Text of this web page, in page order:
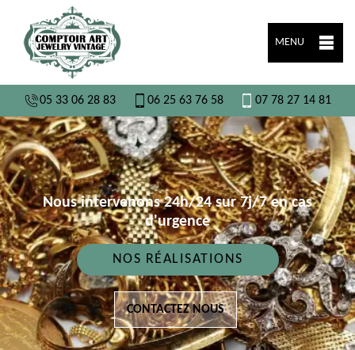
MENU
05 33 06 28 83 06 25 63 76 58 07 78 27 14 81
Nous intervenons 24h/24 sur 7j/7 en cas
d'urgence
NOS RÉALISATIONS
CONTACTEZ NOUS